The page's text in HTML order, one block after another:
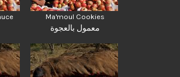
Ma'moul Cookies
معمول بالعجوة